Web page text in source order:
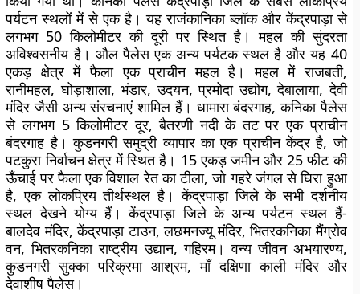
पर्यटन स्थलों में से एक है। यह राजंकानिका ब्लॉक और केंद्रपाड़ा से
लगभग 50 किलोमीटर की दूरी पर स्थित है। महल की सुंदरता
अविश्वसनीय है। औल पैलेस एक अन्य पर्यटक स्थल है और यह 40
एकड़ क्षेत्र में फैला एक प्राचीन महल है। महल में राजबती,
रानीमहल, घोड़ाशाला, भंडार, उदयन, प्रमोदा उद्योग, देबालाया, देवी
मंदिर जैसी अन्य संरचनाएं शामिल हैं। धामारा बंदरगाह, कनिका पैलेस
से लगभग 5 किलोमीटर दूर, बैतरणी नदी के तट पर एक प्राचीन
बंदरगाह है। कुडनगरी समुद्री व्यापार का एक प्राचीन केंद्र है, जो
पटकुरा निर्वाचन क्षेत्र में स्थित है। 15 एकड़ जमीन और 25 फीट की
ऊँचाई पर फैला एक विशाल रेत का टीला, जो गहरे जंगल से घिरा हुआ
है, एक लोकप्रिय तीर्थस्थल है। केंद्रपाड़ा जिले के सभी दर्शनीय
स्थल देखने योग्य हैं। केंद्रपाड़ा जिले के अन्य पर्यटन स्थल हैं-
बालदेव मंदिर, केंद्रपाड़ा टाउन, लछमनज्यू मंदिर, भितरकनिका मैंग्रोव
वन, भितरकनिका राष्ट्रीय उद्यान, गहिरम। वन्य जीवन अभयारण्य,
कुडनगरी सुक्का परिक्रमा आश्रम, माँ दक्षिणा काली मंदिर और
देवाशीष पैलेस।